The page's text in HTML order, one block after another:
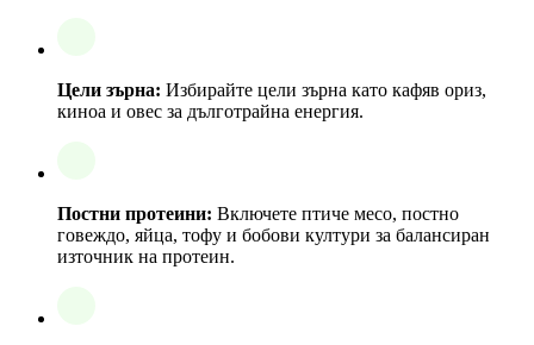
Цели зърна: Избирайте цели зърна като кафяв ориз,
киноа и овес за дълготрайна енергия.
Постни протеини: Включете птиче месо, постно
говеждо, яйца, тофу и бобови култури за балансиран
източник на протеин.